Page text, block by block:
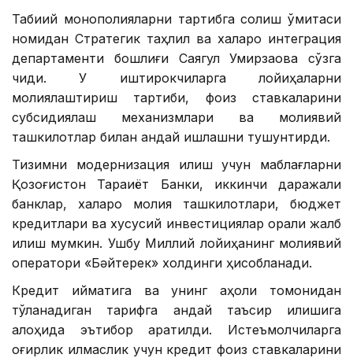
Табиий монополияларни тартибга солиш қўмитаси
номидан Стратегик таҳлил ва халқаро интеграция
департаменти бошлиғи Саягул Умирзақова сўзга
чиқди. У иштирокчиларга лойиҳаларни
молиялаштириш тартиби, фоиз ставкаларини
субсидиялаш механизмлари ва молиявий
ташкилотлар билан қандай ишлашни тушунтирди.
Тизимни модернизация қилиш учун маблағларни
Қозоғистон Тараққиёт Банки, иккинчи даражали
банклар, халқаро молия ташкилотлари, бюджет
кредитлари ва хусусий инвестициялар орқали жалб
қилиш мумкин. Ушбу Миллий лойиҳанинг молиявий
оператори «Бәйтерек» холдинги ҳисобланади.
Кредит қийматига ва унинг аҳоли томонидан
тўланадиган тарифга қандай таъсир қилишига
алоҳида эътибор қаратилди. Истеъмолчиларга
оғирлик қилмаслик учун кредит фоиз ставкаларини